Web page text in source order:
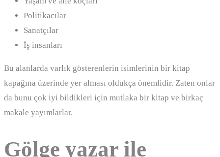
Politikacılar
Sanatçılar
İş insanları
Bu alanlarda varlık gösterenlerin isimlerinin bir kitap
kapağına üzerinde yer alması oldukça önemlidir. Zaten onlar
da bunu çok iyi bildikleri için mutlaka bir kitap ve birkaç
makale yayımlarlar.
Gölge yazar ile